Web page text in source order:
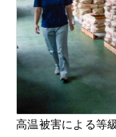
高温被害による等